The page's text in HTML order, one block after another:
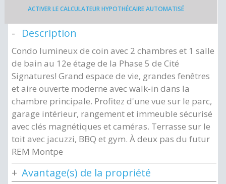
ACTIVER LE CALCULATEUR HYPOTHÉCAIRE AUTOMATISÉ
Description
Condo lumineux de coin avec 2 chambres et 1 salle
de bain au 12e étage de la Phase 5 de Cité
Signatures! Grand espace de vie, grandes fenêtres
et aire ouverte moderne avec walk-in dans la
chambre principale. Profitez d'une vue sur le parc,
garage intérieur, rangement et immeuble sécurisé
avec clés magnétiques et caméras. Terrasse sur le
toit avec jacuzzi, BBQ et gym. À deux pas du futur
REM Montpe
Avantage(s) de la propriété